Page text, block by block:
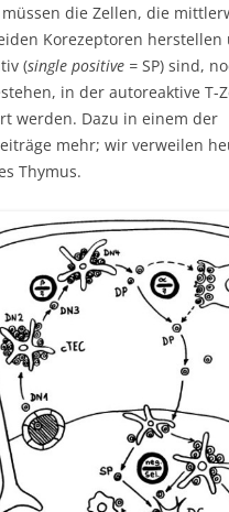
die Zellen, die
Korezeptoren
(single positive = SP) sind,
in der autoreaktive T-
werden. Dazu in einem der
mehr; wir verweilen
Thymus.